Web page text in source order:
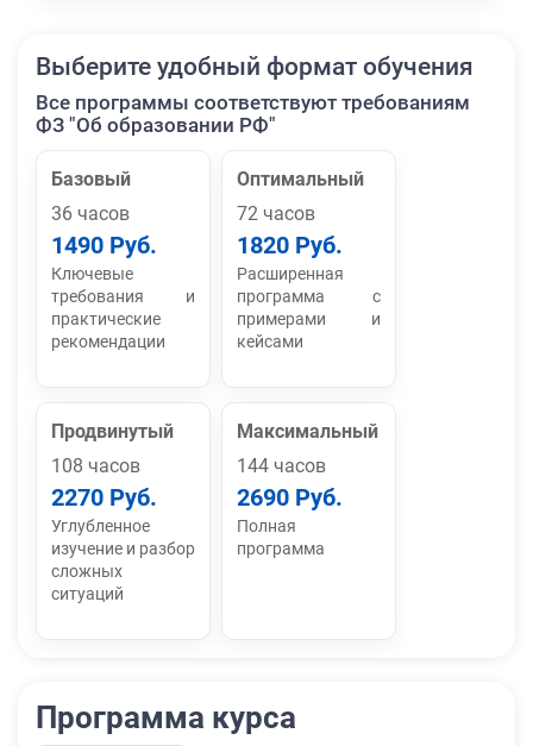
Выберите удобный формат обучения
Все программы соответствуют требованиям
ФЗ "Об образовании РФ"
Базовый
36 часов
1490 Руб.
Ключевые
требования и
практические
рекомендации
Оптимальный
72 часов
1820 Руб.
Расширенная
программа с
примерами и
кейсами
Продвинутый
108 часов
2270 Руб.
Углубленное
изучение и разбор
сложных
ситуаций
Максимальный
144 часов
2690 Руб.
Полная
программа
Программа курса